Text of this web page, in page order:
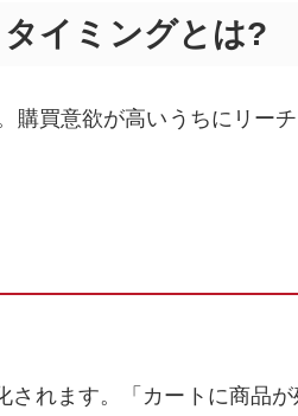
イミングとは?
購買意欲が高いうちにリー
れます。「カートに商品